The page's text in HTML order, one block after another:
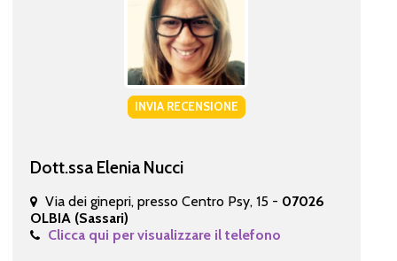
INVIA RECENSIONE
Dott.ssa Elenia Nucci
Via dei ginepri, presso Centro Psy, 15 - 07026
OLBIA (Sassari)
Clicca qui per visualizzare il telefono